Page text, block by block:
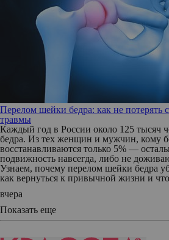
Перелом шейки бедра: как не потерять
травмы
Каждый год в России около 125 тысяч
бедра. Из тех женщин и мужчин, кому
восстанавливаются только 5% —
подвижность навсегда, либо не
Узнаем, почему перелом шейки бедра
как вернуться к привычной жизни и
вчера
Показать еще